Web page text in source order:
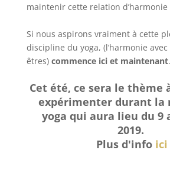
maintenir cette relation d’harmonie
Si nous aspirons vraiment à cette
discipline du yoga, (l’harmonie
êtres) commence ici et maintenant.
Cet été, ce sera le thème
expérimenter durant la
yoga qui aura lieu du 9
2019.
Plus d'info ici